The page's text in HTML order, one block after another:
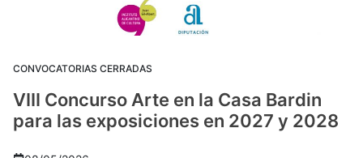
CONVOCATORIAS CERRADAS
VIII Concurso Arte en la Casa Bardin
para las exposiciones en 2027 y 2028